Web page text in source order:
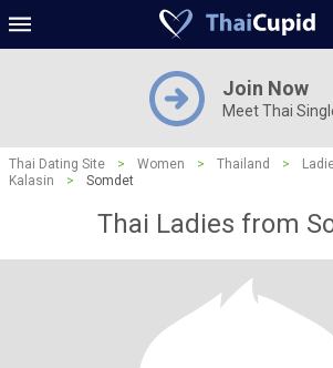
Join Now
Meet Thai
Thai Dating Site > Women > Thailand >
Kalasin
> Somdet
Thai Ladies from